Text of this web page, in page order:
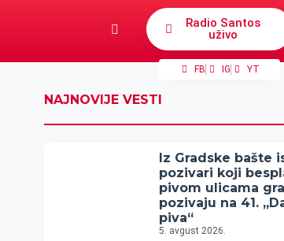
Radio Santos
uživo
FB IG YT
NAJNOVIJE VESTI
Iz Gradske bašte
pozivari koji
pivom ulicama
pozivaju na 41.
piva“
5. avgust 2026.